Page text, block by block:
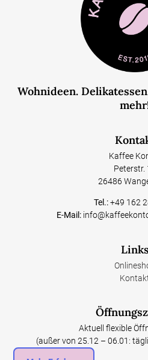
Wohnideen.
Kaffee
Peterstr.
26486
Tel.: +49 162
E-Mail:
Links
Aktuell flexible
(außer von 25.12 – 06.01: